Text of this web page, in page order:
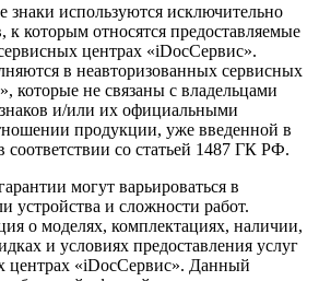
знаки используются исключительно
к которым относятся предоставляемые
центрах «iDocСервис».
в неавторизованных сервисных
которые не связаны с владельцами
и/или их официальными
продукции, уже введенной в
соответствии со статьей 1487 ГК РФ.
могут варьироваться в
устройства и сложности работ.
о моделях, комплектациях, наличии,
и условиях предоставления услуг
центрах «iDocСервис». Данный